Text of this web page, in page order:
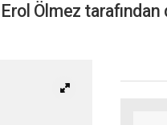
Ölmez tarafından